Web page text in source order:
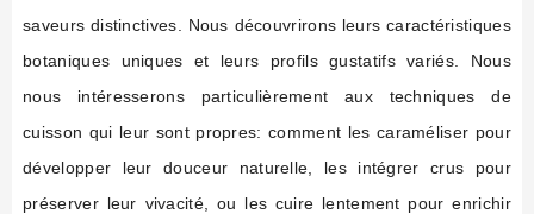
saveurs distinctives. Nous découvrirons leurs caractéristiques
botaniques uniques et leurs profils gustatifs variés. Nous
nous intéresserons particulièrement aux techniques de
cuisson qui leur sont propres: comment les caraméliser pour
développer leur douceur naturelle, les intégrer crus pour
préserver leur vivacité, ou les cuire lentement pour enrichir